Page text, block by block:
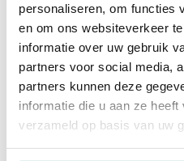
personaliseren, om functies
en om ons websiteverkeer
informatie over uw gebruik
partners voor social media,
partners kunnen deze
informatie die u aan ze
verzameld op basis van uw
Productspecificaties
SKU
EAN
Collectie Kerst